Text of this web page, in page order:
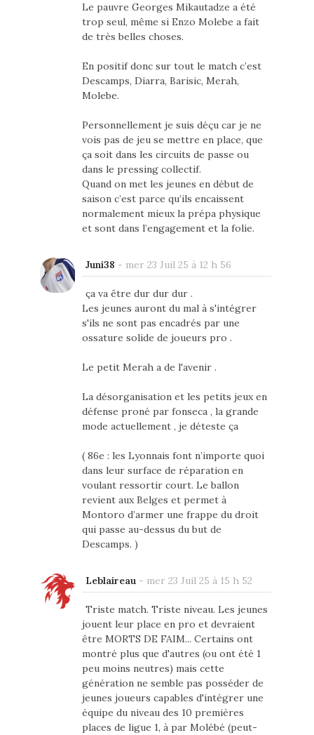
Le pauvre Georges Mikautadze a été
trop seul, même si Enzo Molebe a fait
de très belles choses.
En positif donc sur tout le match c’est
Descamps, Diarra, Barisic, Merah,
Molebe.
Personnellement je suis déçu car je ne
vois pas de jeu se mettre en place, que
ça soit dans les circuits de passe ou
dans le pressing collectif.
Quand on met les jeunes en début de
saison c’est parce qu’ils encaissent
normalement mieux la prépa physique
et sont dans l’engagement et la folie.
Juni38 - mer 23 Juil 25 à 12 h 56
ça va être dur dur dur .
Les jeunes auront du mal à s'intégrer
s'ils ne sont pas encadrés par une
ossature solide de joueurs pro .
Le petit Merah a de l'avenir .
La désorganisation et les petits jeux en
défense proné par fonseca , la grande
mode actuellement , je déteste ça
( 86e : les Lyonnais font n’importe quoi
dans leur surface de réparation en
voulant ressortir court. Le ballon
revient aux Belges et permet à
Montoro d’armer une frappe du droit
qui passe au-dessus du but de
Descamps. )
Leblaireau- mer 23 Juil 25 à 15 h 52
Triste match. Triste niveau. Les jeunes
jouent leur place en pro et devraient
être MORTS DE FAIM... Certains ont
montré plus que d'autres (ou ont été 1
peu moins neutres) mais cette
génération ne semble pas posséder de
jeunes joueurs capables d'intégrer une
équipe du niveau des 10 premières
places de ligue 1, à par Molébé (peut-